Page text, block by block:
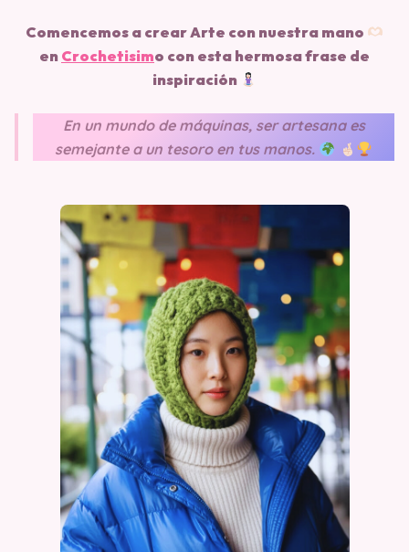
Comencemos a crear Arte con nuestra mano
en Crochetisimo con esta hermosa frase de
inspiración
En un mundo de máquinas, ser artesana es
semejante a un tesoro en tus manos.